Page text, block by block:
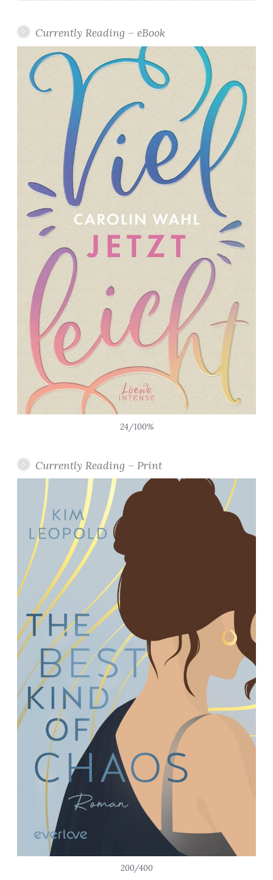
Currently Reading – eBook
24/100%
Currently Reading – Print
200/400